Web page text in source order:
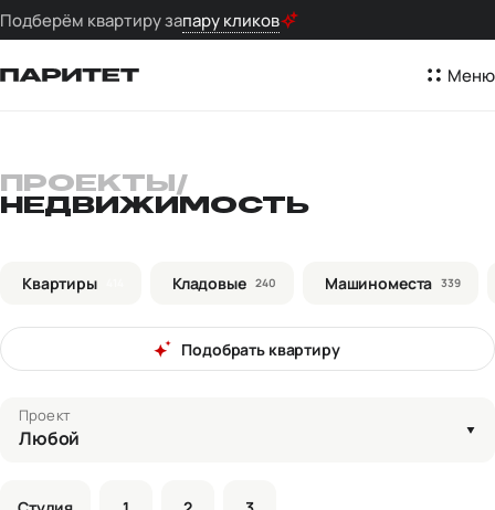
Подберём квартиру запару кликов
Меню
ПРОЕКТЫ /
НЕДВИЖИМОСТЬ
Квартиры Кладовые 240 Машиноместа 339
Подобрать квартиру
Проект
Любой